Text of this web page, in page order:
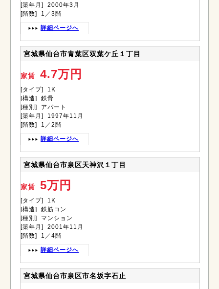
[築年月] 2000年3月
[階数] 1／3階
詳細ページへ
宮城県仙台市青葉区双葉ケ丘１丁目
家賃 4.7万円
[タイプ] 1K
[構造] 鉄骨
[種別] アパート
[築年月] 1997年11月
[階数] 1／2階
詳細ページへ
宮城県仙台市泉区天神沢１丁目
家賃 5万円
[タイプ] 1K
[構造] 鉄筋コン
[種別] マンション
[築年月] 2001年11月
[階数] 1／4階
詳細ページへ
宮城県仙台市泉区市名坂字石止